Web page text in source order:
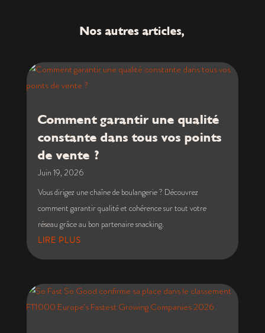
Nos autres articles,
Comment garantir une qualité
constante dans tous vos points
de vente ?
Juin 19, 2026
Vous dirigez une chaîne de boulangerie ? Découvrez
comment garantir qualité et cohérence sur tout votre
réseau grâce au bon partenaire snacking.
LIRE PLUS